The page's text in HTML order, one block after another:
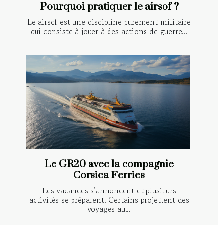
Pourquoi pratiquer le airsof ?
Le airsof est une discipline purement militaire
qui consiste à jouer à des actions de guerre...
Le GR20 avec la compagnie
Corsica Ferries
Les vacances s’annoncent et plusieurs
activités se préparent. Certains projettent des
voyages au...